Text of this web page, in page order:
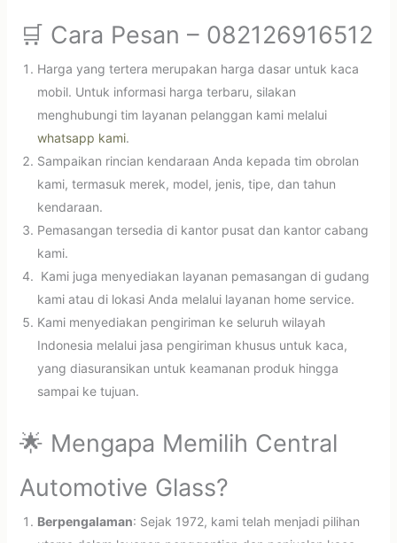
🛒 Cara Pesan – 082126916512
Harga yang tertera merupakan harga dasar untuk kaca
mobil. Untuk informasi harga terbaru, silakan
menghubungi tim layanan pelanggan kami melalui
whatsapp kami.
Sampaikan rincian kendaraan Anda kepada tim obrolan
kami, termasuk merek, model, jenis, tipe, dan tahun
kendaraan.
Pemasangan tersedia di kantor pusat dan kantor cabang
kami.
Kami juga menyediakan layanan pemasangan di gudang
kami atau di lokasi Anda melalui layanan home service.
Kami menyediakan pengiriman ke seluruh wilayah
Indonesia melalui jasa pengiriman khusus untuk kaca,
yang diasuransikan untuk keamanan produk hingga
sampai ke tujuan.
🌟 Mengapa Memilih Central
Automotive Glass?
Berpengalaman: Sejak 1972, kami telah menjadi pilihan